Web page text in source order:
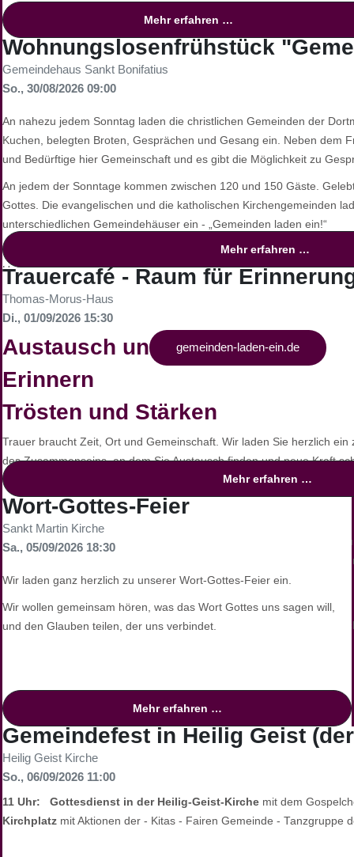
Mehr erfahren …
Wohnungslosenfrühstück
Gemeindehaus Sankt Bonifatius
So., 30/08/2026 09:00
An nahezu jedem Sonntag laden die christlichen Gemeinden der
Kuchen, belegten Broten, Gesprächen und Gesang ein. Neben dem
und Bedürftige hier Gemeinschaft und es gibt die Möglichkeit zu
An jedem der Sonntage kommen zwischen 120 und 150 Gäste.
Gottes. Die evangelischen und die katholischen Kirchengemeinden
unterschiedlichen Gemeindehäuser ein - „Gemeinden laden ein!“
Fast jede Gemeinde hat mittlerweile ein Alleinstellungsmerkmal
Unterschiede und haben entsprechende Vorlieben. Zu Ostern oder
Spenden finanziert - besondere Tüten voll mit Lebensmitteln, Kaffee
Weitere Informationen unter: gemeinden-laden-ein.de
Mehr erfahren …
Trauercafé - Raum für
Thomas-Morus-Haus
Di., 01/09/2026 15:30
Austausch und Impulse
Erinnern
Trösten und Stärken
Trauer braucht Zeit, Ort und Gemeinschaft. Wir laden Sie herzlich
des Zusammenseins, an dem Sie Austausch finden und neue Kraft
Gut zu wissen
Das Trauercafé ist ein offenes Angebot der Grabeskirche Liebfrauen
, unabhängig von
Konfession.
Jeden 1. Dienstag im Monat sind um 15.30 Uhr Trauernde herzlich
Thomas Morus Haus (Amalienstrasse 21b) gegenüber der
Leitung und Begleitung
Ein erfahrenes Team steht Ihnen zur Seite:
Hubertus Wand
Pastor Georg Birwer(Seelsorger Grabeskirche Liebfrauen)
Schwester Maria Schneiderhan (Franziskanerin, Konvent
Mehr erfahren …
Wort-Gottes-Feier
Sankt Martin Kirche
Sa., 05/09/2026 18:30
Wir laden ganz herzlich zu unserer Wort-Gottes-Feier ein.
Wir wollen gemeinsam hören, was das Wort Gottes uns sagen will,
und den Glauben teilen, der uns verbindet.
Mehr erfahren …
Gemeindefest in Heilig Geist
Heilig Geist Kirche
So., 06/09/2026 11:00
11 Uhr: Gottesdienst in der Heilig-Geist-Kirche mit dem
Kirchplatz mit Aktionen der - Kitas - Fairen Gemeinde - Tanzgruppe